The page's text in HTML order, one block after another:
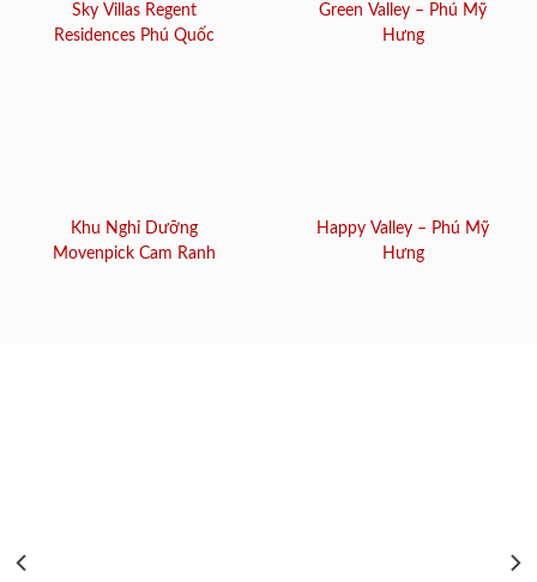
Sky Villas Regent
Residences Phú Quốc
Green Valley – Phú Mỹ
Hưng
Khu Nghỉ Dưỡng
Movenpick Cam Ranh
Happy Valley – Phú Mỹ
Hưng